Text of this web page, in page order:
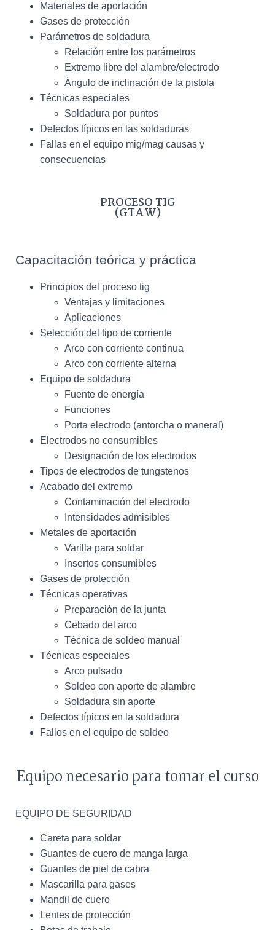
Materiales de aportación
Gases de protección
Parámetros de soldadura
Relación entre los parámetros
Extremo libre del alambre/electrodo
Ángulo de inclinación de la pistola
Técnicas especiales
Soldadura por puntos
Defectos típicos en las soldaduras
Fallas en el equipo mig/mag causas y
consecuencias
PROCESO TIG
(GTAW)
Capacitación teórica y práctica
Principios del proceso tig
Ventajas y limitaciones
Aplicaciones
Selección del tipo de corriente
Arco con corriente continua
Arco con corriente alterna
Equipo de soldadura
Fuente de energía
Funciones
Porta electrodo (antorcha o maneral)
Electrodos no consumibles
Designación de los electrodos
Tipos de electrodos de tungstenos
Acabado del extremo
Contaminación del electrodo
Intensidades admisibles
Metales de aportación
Varilla para soldar
Insertos consumibles
Gases de protección
Técnicas operativas
Preparación de la junta
Cebado del arco
Técnica de soldeo manual
Técnicas especiales
Arco pulsado
Soldeo con aporte de alambre
Soldadura sin aporte
Defectos típicos en la soldadura
Fallos en el equipo de soldeo
Equipo necesario para tomar el curso
EQUIPO DE SEGURIDAD
Careta para soldar
Guantes de cuero de manga larga
Guantes de piel de cabra
Mascarilla para gases
Mandil de cuero
Lentes de protección